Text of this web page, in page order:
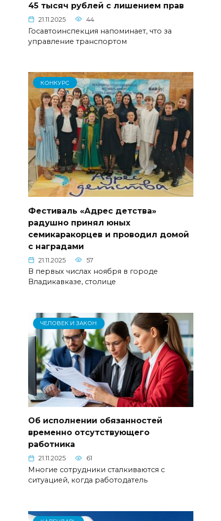
45 тысяч рублей с лишением прав
21.11.2025 44
Госавтоинспекция напоминает, что за
управление транспортом
КОНКУРС
Фестиваль «Адрес детства»
радушно принял юных
семикаракорцев и проводил домой
с наградами
21.11.2025 57
В первых числах ноября в городе
Владикавказе, столице
ЧЕЛОВЕК И ЗАКОН
Об исполнении обязанностей
временно отсутствующего
работника
21.11.2025 61
Многие сотрудники сталкиваются с
ситуацией, когда работодатель